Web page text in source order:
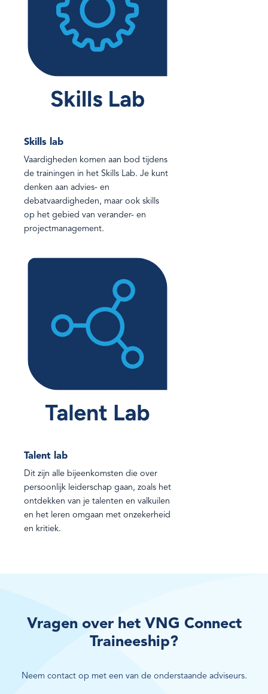
Skills lab
Vaardigheden komen aan bod tijdens
de trainingen in het Skills Lab. Je kunt
denken aan advies- en
debatvaardigheden, maar ook skills
op het gebied van verander- en
projectmanagement.
Talent lab
Dit zijn alle bijeenkomsten die over
persoonlijk leiderschap gaan, zoals het
ontdekken van je talenten en valkuilen
en het leren omgaan met onzekerheid
en kritiek.
Vragen over het VNG Connect
Traineeship?
Neem contact op met een van de onderstaande adviseurs.